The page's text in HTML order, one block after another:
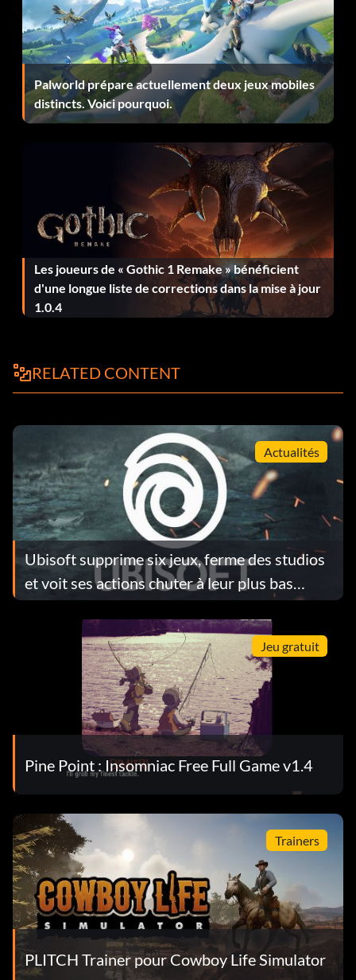
Palworld prépare actuellement deux jeux mobiles
distincts. Voici pourquoi.
Les joueurs de « Gothic 1 Remake » bénéficient
d'une longue liste de corrections dans la mise à jour
1.0.4
RELATED CONTENT
Actualités
Ubisoft supprime six jeux, ferme des studios
et voit ses actions chuter à leur plus bas
niveau depuis 14 ans
Jeu gratuit
Pine Point : Insomniac Free Full Game v1.4
Trainers
PLITCH Trainer pour Cowboy Life Simulator